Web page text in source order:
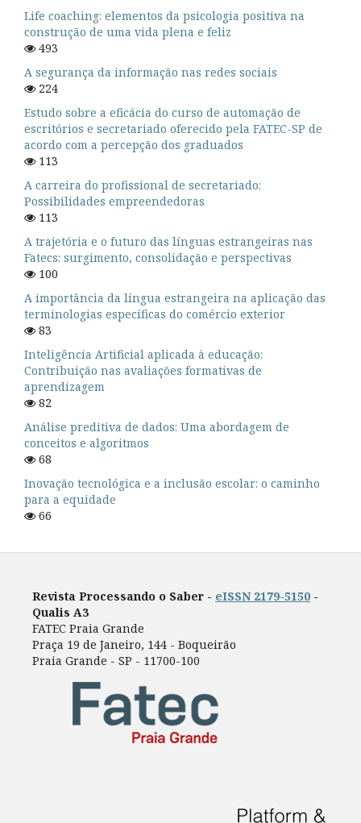
Life coaching: elementos da psicologia positiva na
construção de uma vida plena e feliz
493
A segurança da informação nas redes sociais
224
Estudo sobre a eficácia do curso de automação de
escritórios e secretariado oferecido pela FATEC-SP de
acordo com a percepção dos graduados
113
A carreira do profissional de secretariado:
Possibilidades empreendedoras
113
A trajetória e o futuro das línguas estrangeiras nas
Fatecs: surgimento, consolidação e perspectivas
100
A importância da língua estrangeira na aplicação das
terminologias específicas do comércio exterior
83
Inteligência Artificial aplicada à educação:
Contribuição nas avaliações formativas de
aprendizagem
82
Análise preditiva de dados: Uma abordagem de
conceitos e algoritmos
68
Inovação tecnológica e a inclusão escolar: o caminho
para a equidade
66
Revista Processando o Saber - eISSN 2179-5150 -
Qualis A3
FATEC Praia Grande
Praça 19 de Janeiro, 144 - Boqueirão
Praia Grande - SP - 11700-100